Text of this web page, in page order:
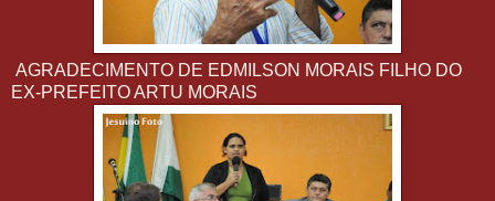
AGRADECIMENTO DE EDMILSON MORAIS FILHO DO
EX-PREFEITO ARTU MORAIS